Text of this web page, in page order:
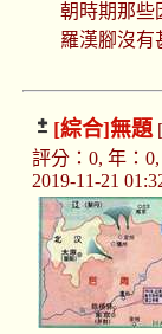
朝時期那些
羅漢腳沒有
[綜合]無題[
評分：0, 年：
2019-11-21